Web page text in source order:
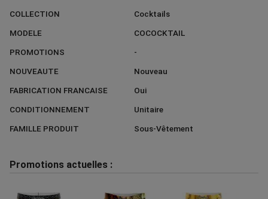
COLLECTION
Cocktails
MODELE
COCOCKTAIL
PROMOTIONS
-
NOUVEAUTE
Nouveau
FABRICATION FRANCAISE
Oui
CONDITIONNEMENT
Unitaire
FAMILLE PRODUIT
Sous-Vêtement
Promotions actuelles :